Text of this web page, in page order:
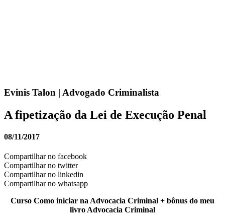
Evinis Talon | Advogado Criminalista
A fipetização da Lei de Execução Penal
08/11/2017
Compartilhar no facebook
Compartilhar no twitter
Compartilhar no linkedin
Compartilhar no whatsapp
Curso Como iniciar na Advocacia Criminal + bônus do meu
livro Advocacia Criminal